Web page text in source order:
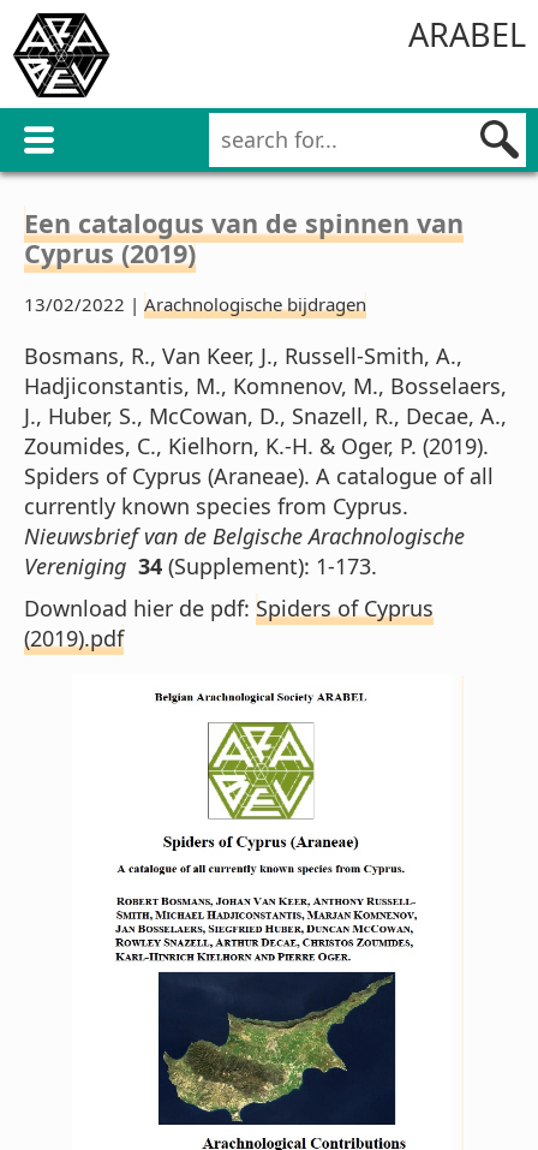
ARABEL
Een catalogus van de spinnen van
Cyprus (2019)
13/02/2022 | Arachnologische bijdragen
Bosmans, R., Van Keer, J., Russell-Smith, A.,
Hadjiconstantis, M., Komnenov, M., Bosselaers,
J., Huber, S., McCowan, D., Snazell, R., Decae, A.,
Zoumides, C., Kielhorn, K.-H. & Oger, P. (2019).
Spiders of Cyprus (Araneae). A catalogue of all
currently known species from Cyprus.
Nieuwsbrief van de Belgische Arachnologische
Vereniging 34 (Supplement): 1-173.
Download hier de pdf: Spiders of Cyprus
(2019).pdf